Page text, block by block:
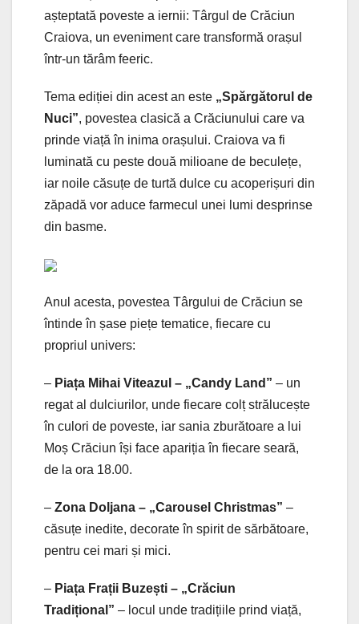
așteptată poveste a iernii: Târgul de Crăciun
Craiova, un eveniment care transformă orașul
într-un tărâm feeric.
Tema ediției din acest an este „Spărgătorul de
Nuci”, povestea clasică a Crăciunului care va
prinde viață în inima orașului. Craiova va fi
luminată cu peste două milioane de beculețe,
iar noile căsuțe de turtă dulce cu acoperișuri din
zăpadă vor aduce farmecul unei lumi desprinse
din basme.
Anul acesta, povestea Târgului de Crăciun se
întinde în șase piețe tematice, fiecare cu
propriul univers:
– Piața Mihai Viteazul – „Candy Land” – un
regat al dulciurilor, unde fiecare colț strălucește
în culori de poveste, iar sania zburătoare a lui
Moș Crăciun își face apariția în fiecare seară,
de la ora 18.00.
– Zona Doljana – „Carousel Christmas” –
căsuțe inedite, decorate în spirit de sărbătoare,
pentru cei mari și mici.
– Piața Frații Buzești – „Crăciun
Tradițional” – locul unde tradițiile prind viață,